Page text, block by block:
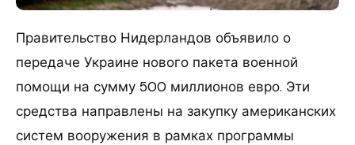
Правительство Нидерландов объявило о
передаче Украине нового пакета военной
помощи на сумму 500 миллионов евро. Эти
средства направлены на закупку американских
систем вооружения в рамках программы